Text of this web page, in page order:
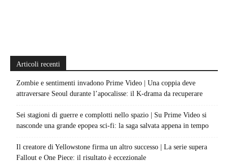
Articoli recenti
Zombie e sentimenti invadono Prime Video | Una coppia deve
attraversare Seoul durante l’apocalisse: il K-drama da recuperare
Sei stagioni di guerre e complotti nello spazio | Su Prime Video si
nasconde una grande epopea sci-fi: la saga salvata appena in tempo
Il creatore di Yellowstone firma un altro successo | La serie supera
Fallout e One Piece: il risultato è eccezionale